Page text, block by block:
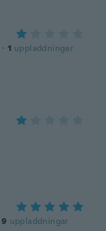
· 1 uppladdningar
9 uppladdningar